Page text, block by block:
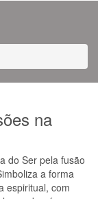
na
do Ser pela fusão
a forma
espiritual, com